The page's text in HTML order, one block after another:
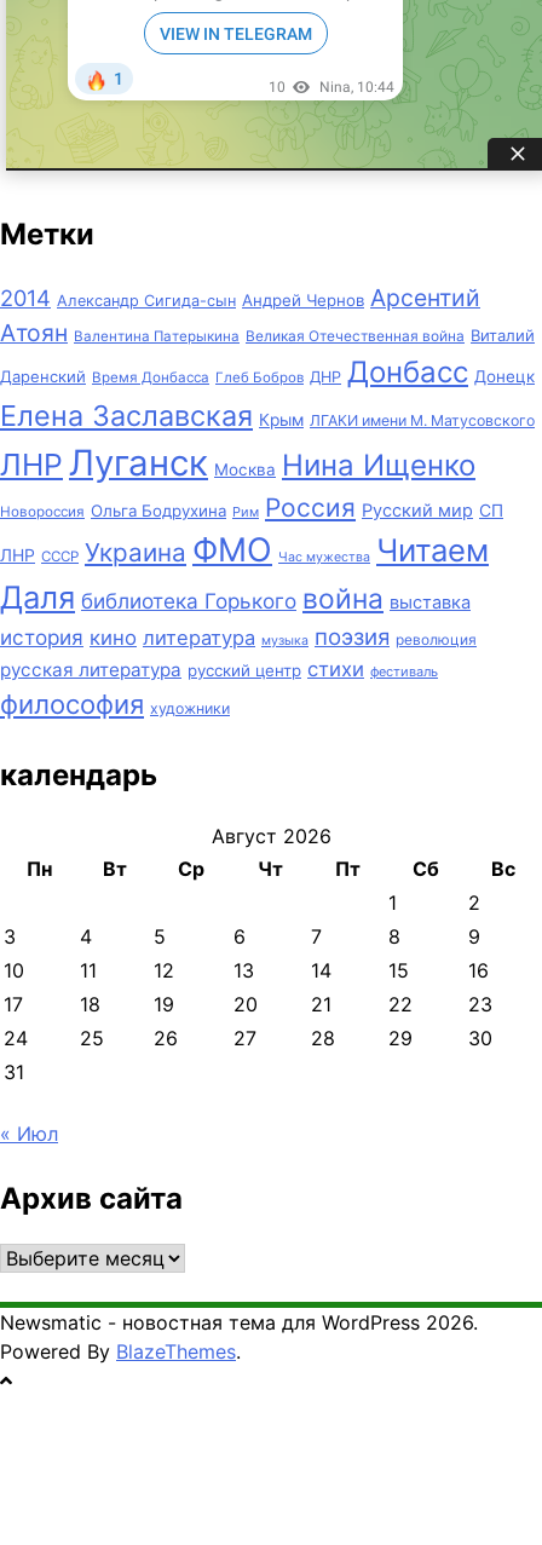
Метки
2014 Александр Сигида-сын Андрей Чернов Арсентий
Атоян Валентина Патерыкина Великая Отечественная война Виталий
Даренский Время Донбасса Глеб Бобров ДНР Донбасс Донецк
Елена Заславская Крым ЛГАКИ имени М. Матусовского
ЛНР Луганск Москва Нина Ищенко
Новороссия Ольга Бодрухина Рим Россия Русский мир СП
ЛНР СССР Украина ФМО Час мужества Читаем
Даля библиотека Горького война выставка
история кино литература музыка поэзия революция
русская литература русский центр стихи фестиваль
философия художники
календарь
Август 2026
Пн
Вт Ср Чт Пт Сб
Вс
1
2
3
4 5 6 7 8
9
10
11 12 13 14 15
16
17
18 19 20 21 22
23
24
25 26 27 28 29
30
31
« Июл
Архив сайта
Архив
Newsmatic - новостная тема для WordPress 2026.
Powered By BlazeThemes.